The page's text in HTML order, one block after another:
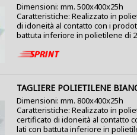
Dimensioni: mm. 500x400x25h
Caratteristiche: Realizzato in
di idoneità al contatto con i
battuta inferiore in polietilene di
TAGLIERE POLIETILENE
Dimensioni: mm. 800x400x25h
Caratteristiche: Realizzato in
certificato di idoneità al contatto
lati con battuta inferiore in